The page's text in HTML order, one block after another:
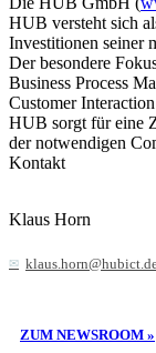
HUB versteht sich
Investitionen seiner
Der besondere
Business Process
Customer
HUB sorgt für eine
der notwendigen
Kontakt
Klaus Horn
ZUM NEWSROOM »